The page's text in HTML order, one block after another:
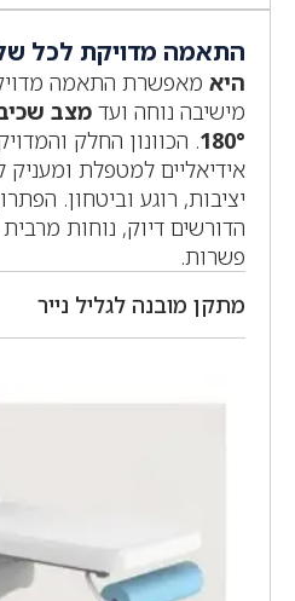
התאמה מדויקת לכל
היא מאפשרת התאמה
מישיבה נוחה ועד מצב
180°. הכוונון החלק
אידיאליים למטפלת
יציבות, רוגע וביטחון.
הדורשים דיוק, נוחות
פשרות.
מתקן מובנה לגליל נייר